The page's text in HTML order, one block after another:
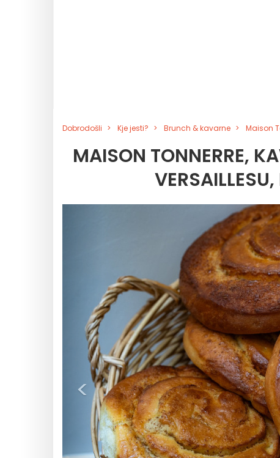
Dobrodošli Kje jesti? Brunch & kavarne Maison
MAISON TONNERRE,
<